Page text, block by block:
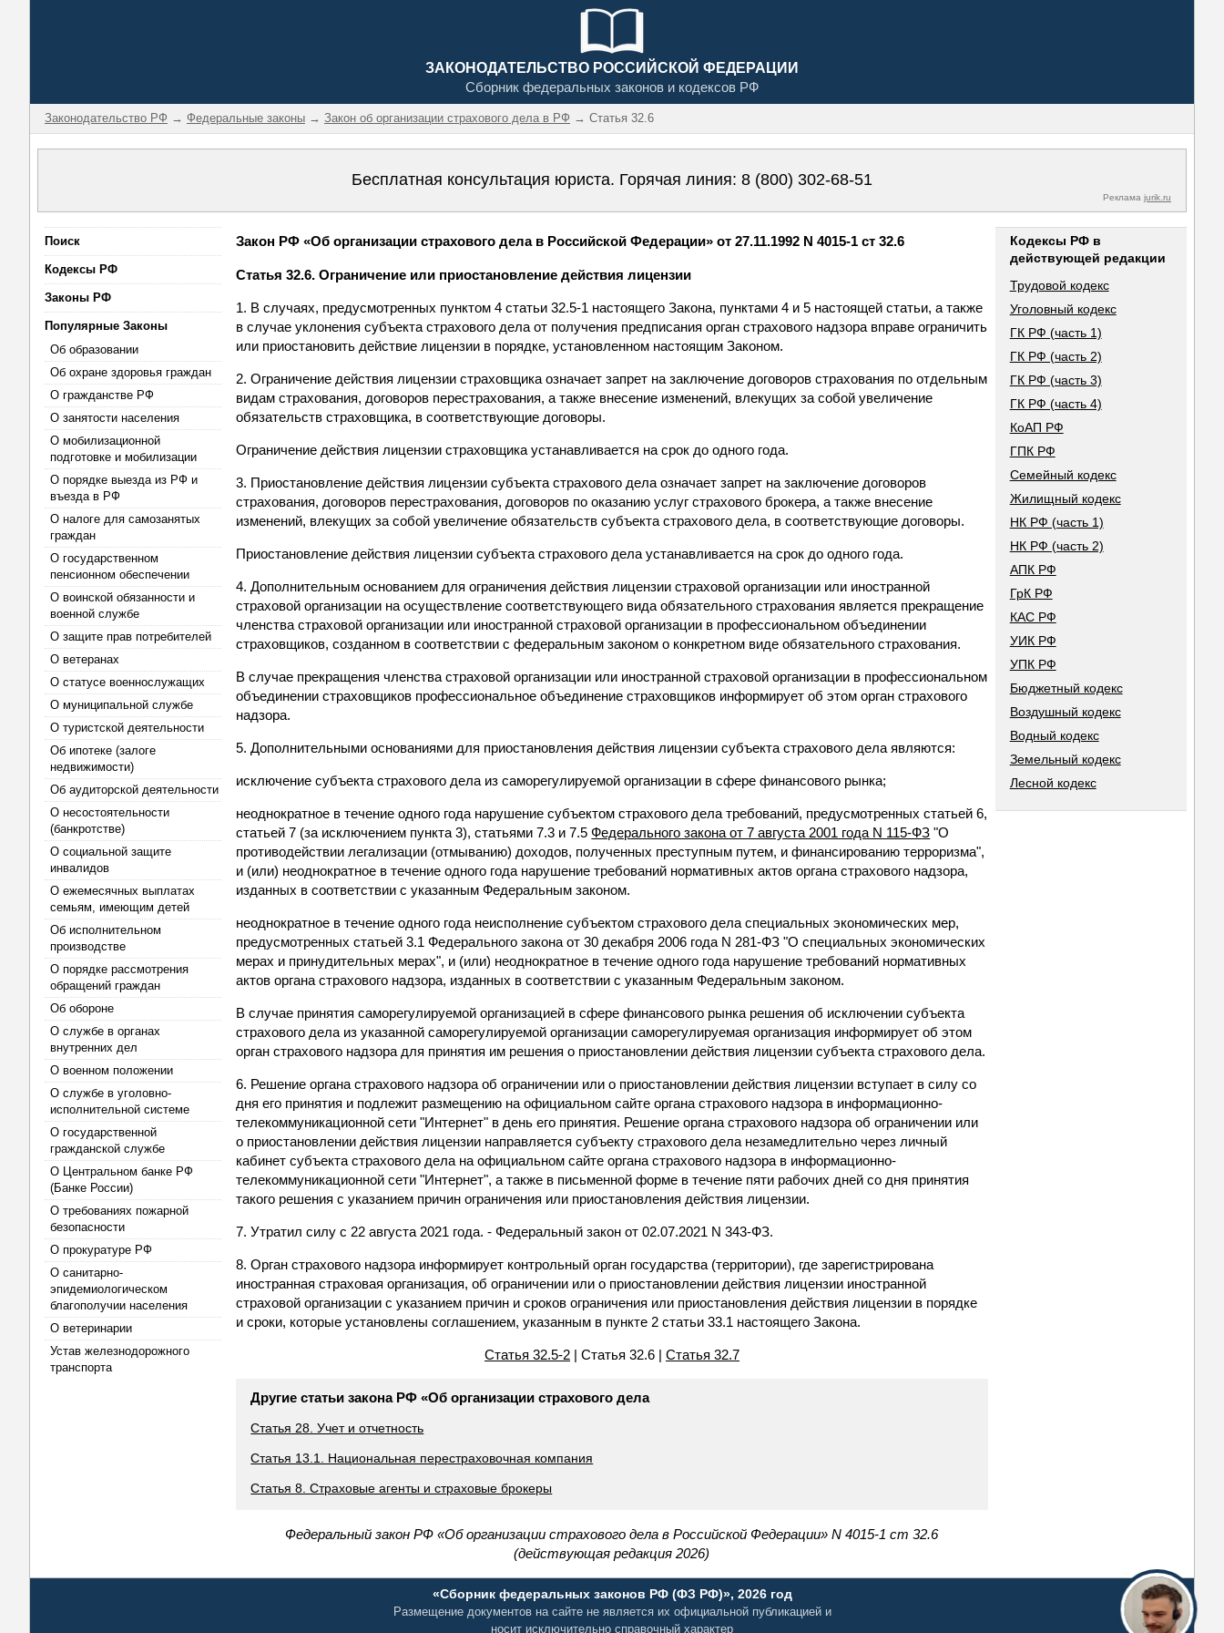
ЗАКОНОДАТЕЛЬСТВО РОССИЙСКОЙ ФЕДЕРАЦИИ
Сборник федеральных законов и кодексов РФ
Законодательство РФ → Федеральные законы → Закон об организации страхового дела в РФ → Статья 32.6
Бесплатная консультация юриста. Горячая линия: 8 (800) 302-68-51
Реклама jurik.ru
Поиск
Кодексы РФ
Законы РФ
Популярные Законы
Об образовании
Об охране здоровья граждан
О гражданстве РФ
О занятости населения
О мобилизационной
подготовке и мобилизации
О порядке выезда из РФ и
въезда в РФ
О налоге для самозанятых
граждан
О государственном
пенсионном обеспечении
О воинской обязанности и
военной службе
О защите прав потребителей
О ветеранах
О статусе военнослужащих
О муниципальной службе
О туристской деятельности
Об ипотеке (залоге
недвижимости)
Об аудиторской деятельности
О несостоятельности
(банкротстве)
О социальной защите
инвалидов
О ежемесячных выплатах
семьям, имеющим детей
Об исполнительном
производстве
О порядке рассмотрения
обращений граждан
Об обороне
О службе в органах
внутренних дел
О военном положении
О службе в уголовно-
исполнительной системе
О государственной
гражданской службе
О Центральном банке РФ
(Банке России)
О требованиях пожарной
безопасности
О прокуратуре РФ
О санитарно-
эпидемиологическом
благополучии населения
О ветеринарии
Устав железнодорожного
транспорта
Закон РФ «Об организации страхового дела в Российской Федерации» от 27.11.1992 N 4015-1 ст 32.6
Статья 32.6. Ограничение или приостановление действия лицензии
1. В случаях, предусмотренных пунктом 4 статьи 32.5-1 настоящего Закона, пунктами 4 и 5 настоящей статьи, а также
в случае уклонения субъекта страхового дела от получения предписания орган страхового надзора вправе ограничить
или приостановить действие лицензии в порядке, установленном настоящим Законом.
2. Ограничение действия лицензии страховщика означает запрет на заключение договоров страхования по отдельным
видам страхования, договоров перестрахования, а также внесение изменений, влекущих за собой увеличение
обязательств страховщика, в соответствующие договоры.
Ограничение действия лицензии страховщика устанавливается на срок до одного года.
3. Приостановление действия лицензии субъекта страхового дела означает запрет на заключение договоров
страхования, договоров перестрахования, договоров по оказанию услуг страхового брокера, а также внесение
изменений, влекущих за собой увеличение обязательств субъекта страхового дела, в соответствующие договоры.
Приостановление действия лицензии субъекта страхового дела устанавливается на срок до одного года.
4. Дополнительным основанием для ограничения действия лицензии страховой организации или иностранной
страховой организации на осуществление соответствующего вида обязательного страхования является прекращение
членства страховой организации или иностранной страховой организации в профессиональном объединении
страховщиков, созданном в соответствии с федеральным законом о конкретном виде обязательного страхования.
В случае прекращения членства страховой организации или иностранной страховой организации в профессиональном
объединении страховщиков профессиональное объединение страховщиков информирует об этом орган страхового
надзора.
5. Дополнительными основаниями для приостановления действия лицензии субъекта страхового дела являются:
исключение субъекта страхового дела из саморегулируемой организации в сфере финансового рынка;
неоднократное в течение одного года нарушение субъектом страхового дела требований, предусмотренных статьей 6,
статьей 7 (за исключением пункта 3), статьями 7.3 и 7.5Федерального закона от 7 августа 2001 года N 115-ФЗ "О
противодействии легализации (отмыванию) доходов, полученных преступным путем, и финансированию терроризма",
и (или) неоднократное в течение одного года нарушение требований нормативных актов органа страхового надзора,
изданных в соответствии с указанным Федеральным законом.
неоднократное в течение одного года неисполнение субъектом страхового дела специальных экономических мер,
предусмотренных статьей 3.1 Федерального закона от 30 декабря 2006 года N 281-ФЗ "О специальных экономических
мерах и принудительных мерах", и (или) неоднократное в течение одного года нарушение требований нормативных
актов органа страхового надзора, изданных в соответствии с указанным Федеральным законом.
В случае принятия саморегулируемой организацией в сфере финансового рынка решения об исключении субъекта
страхового дела из указанной саморегулируемой организации саморегулируемая организация информирует об этом
орган страхового надзора для принятия им решения о приостановлении действия лицензии субъекта страхового дела.
6. Решение органа страхового надзора об ограничении или о приостановлении действия лицензии вступает в силу со
дня его принятия и подлежит размещению на официальном сайте органа страхового надзора в информационно-
телекоммуникационной сети "Интернет" в день его принятия. Решение органа страхового надзора об ограничении или
о приостановлении действия лицензии направляется субъекту страхового дела незамедлительно через личный
кабинет субъекта страхового дела на официальном сайте органа страхового надзора в информационно-
телекоммуникационной сети "Интернет", а также в письменной форме в течение пяти рабочих дней со дня принятия
такого решения с указанием причин ограничения или приостановления действия лицензии.
7. Утратил силу с 22 августа 2021 года. - Федеральный закон от 02.07.2021 N 343-ФЗ.
8. Орган страхового надзора информирует контрольный орган государства (территории), где зарегистрирована
иностранная страховая организация, об ограничении или о приостановлении действия лицензии иностранной
страховой организации с указанием причин и сроков ограничения или приостановления действия лицензии в порядке
и сроки, которые установлены соглашением, указанным в пункте 2 статьи 33.1 настоящего Закона.
Статья 32.5-2| Статья 32.6 | Статья 32.7
Другие статьи закона РФ «Об организации страхового дела
Статья 28. Учет и отчетность
Статья 13.1. Национальная перестраховочная компания
Статья 8. Страховые агенты и страховые брокеры
Федеральный закон РФ «Об организации страхового дела в Российской Федерации» N 4015-1 ст 32.6
(действующая редакция 2026)
Кодексы РФ в
действующей редакции
Трудовой кодекс
Уголовный кодекс
ГК РФ (часть 1)
ГК РФ (часть 2)
ГК РФ (часть 3)
ГК РФ (часть 4)
КоАП РФ
ГПК РФ
Семейный кодекс
Жилищный кодекс
НК РФ (часть 1)
НК РФ (часть 2)
АПК РФ
ГрК РФ
КАС РФ
УИК РФ
УПК РФ
Бюджетный кодекс
Воздушный кодекс
Водный кодекс
Земельный кодекс
Лесной кодекс
«Сборник федеральных законов РФ (ФЗ РФ)», 2026 год
Размещение документов на сайте не является их официальной публикацией и
носит исключительно справочный характер